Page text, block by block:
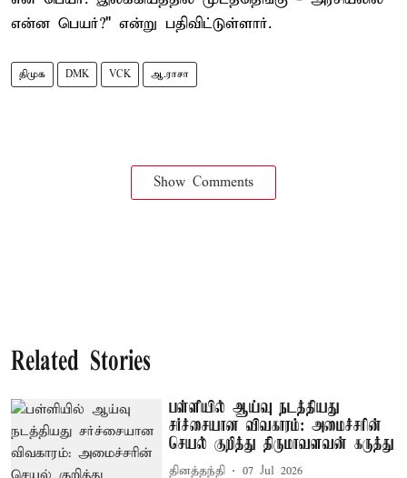
என்ன பெயர்?" என்று பதிவிட்டுள்ளார்.
திமுக DMK VCK ஆ.ராசா
Show Comments
Related Stories
பள்ளியில் ஆய்வு நடத்தியது
சர்ச்சையான விவகாரம்: அமைச்சரின்
செயல் குறித்து திருமாவளவன் கருத்து
தினத்தந்தி 07 Jul 2026